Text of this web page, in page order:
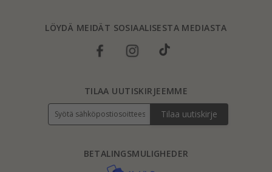
LÖYDÄ MEIDÄT SOSIAALISESTA MEDIASTA
BETALINGSMULIGHEDER
TILAA UUTISKIRJEEMME
Tilaa uutiskirje